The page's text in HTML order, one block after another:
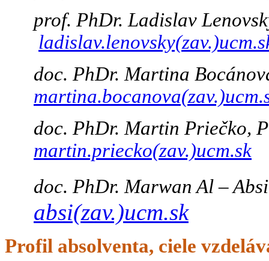
prof. PhDr. Ladislav
doc. PhDr. Martina
doc. PhDr. Martin Priečko,
martin.priecko(zav.)ucm.sk
doc. PhDr. Marwan Al –
absi(zav.)ucm.sk
Profil absolventa, ciele